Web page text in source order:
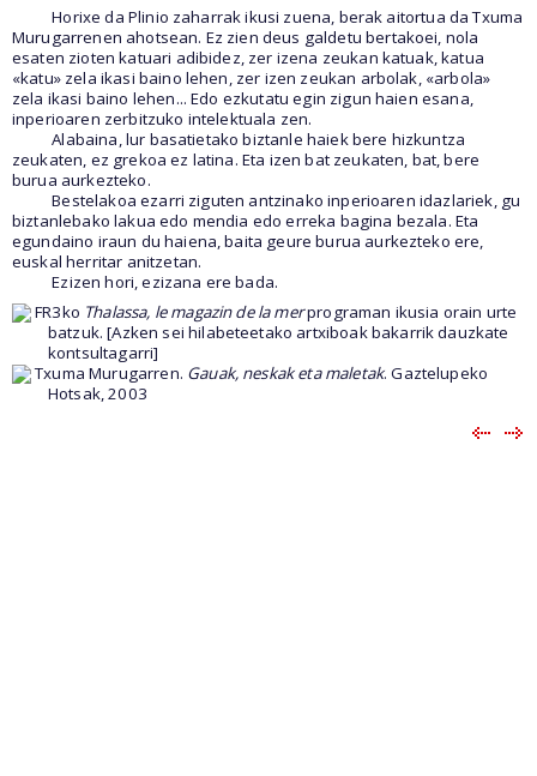
Horixe da Plinio zaharrak ikusi zuena, berak aitortua da Txuma
Murugarrenen ahotsean. Ez zien deus galdetu bertakoei, nola
esaten zioten katuari adibidez, zer izena zeukan katuak, katua
«katu» zela ikasi baino lehen, zer izen zeukan arbolak, «arbola»
zela ikasi baino lehen... Edo ezkutatu egin zigun haien esana,
inperioaren zerbitzuko intelektuala zen.
Alabaina, lur basatietako biztanle haiek bere hizkuntza
zeukaten, ez grekoa ez latina. Eta izen bat zeukaten, bat, bere
burua aurkezteko.
Bestelakoa ezarri ziguten antzinako inperioaren idazlariek, gu
biztanlebako lakua edo mendia edo erreka bagina bezala. Eta
egundaino iraun du haiena, baita geure burua aurkezteko ere,
euskal herritar anitzetan.
Ezizen hori, ezizana ere bada.
FR3ko Thalassa, le magazin de la merprograman ikusia orain urte
batzuk. [Azken sei hilabeteetako artxiboak bakarrik dauzkate
kontsultagarri]
Txuma Murugarren. Gauak, neskak eta maletak. Gaztelupeko
Hotsak, 2003